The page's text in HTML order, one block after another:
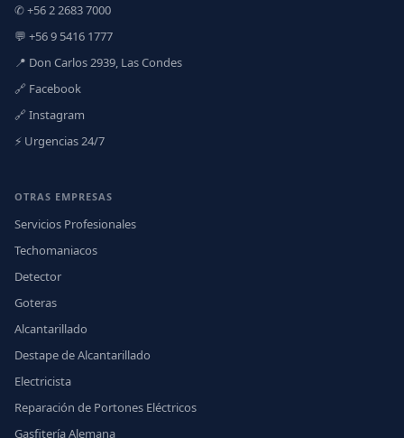
✆ +56 2 2683 7000
💬 +56 9 5416 1777
📍 Don Carlos 2939, Las Condes
🔗 Facebook
🔗 Instagram
⚡ Urgencias 24/7
OTRAS EMPRESAS
Servicios Profesionales
Techomaniacos
Detector
Goteras
Alcantarillado
Destape de Alcantarillado
Electricista
Reparación de Portones Eléctricos
Gasfitería Alemana